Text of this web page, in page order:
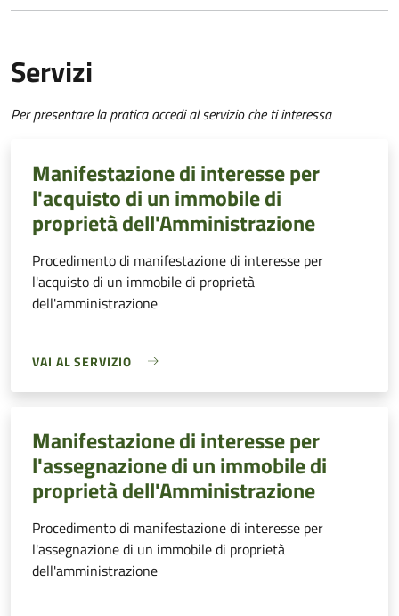
Servizi
Per presentare la pratica accedi al servizio che ti interessa
Manifestazione di interesse per
l'acquisto di un immobile di
proprietà dell'Amministrazione
Procedimento di manifestazione di interesse per
l'acquisto di un immobile di proprietà
dell'amministrazione
VAI AL SERVIZIO
Manifestazione di interesse per
l'assegnazione di un immobile di
proprietà dell'Amministrazione
Procedimento di manifestazione di interesse per
l'assegnazione di un immobile di proprietà
dell'amministrazione